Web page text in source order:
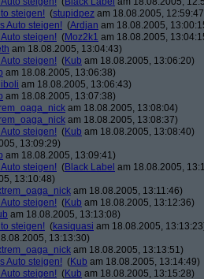
steigen! (stupidpez am 18.08.2005,
Auto steigen! (Ardjan am 18.08.2005,
steigen! (Moz2k1 am 18.08.2005,
am 18.08.2005, 13:04:43)
steigen! (Kub am 18.08.2005, 13:06:20)
am 18.08.2005, 13:06:38)
am 18.08.2005, 13:06:43)
am 18.08.2005, 13:07:38)
am 18.08.2005, 13:08:04)
am 18.08.2005, 13:08:37)
steigen! (Kub am 18.08.2005, 13:08:40)
13:09:29)
am 18.08.2005, 13:09:41)
steigen! (Black Label am 18.08.2005,
13:10:48)
am 18.08.2005, 13:11:46)
steigen! (Kub am 18.08.2005, 13:12:36)
am 18.08.2005, 13:13:08)
steigen! (kasiquasi am 18.08.2005,
13:13:30)
am 18.08.2005, 13:13:51)
Auto steigen! (Kub am 18.08.2005, 13:14:49)
steigen! (Kub am 18.08.2005, 13:15:28)